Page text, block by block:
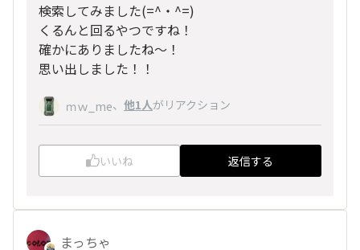
検索してみました(=^・^=)
くるんと回るやつですね！
確かにありましたね〜！
思い出しました！！
ｍｗ_me、 他1人がリアクション
いいね 返信する
まっちゃ